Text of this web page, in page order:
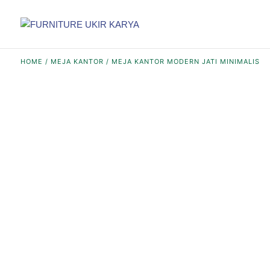
HOME / MEJA KANTOR / MEJA KANTOR MODERN JATI MINIMALIS